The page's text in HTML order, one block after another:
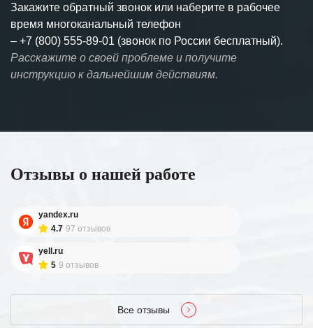
Закажите обратный звонок или наберите в рабочее
время многоканальный телефон
– +7 (800) 555-89-01 (звонок по России бесплатный).
Расскажите о своей проблеме и получите
инструкцию к дальнейшим действиям.
Отзывы о нашей работе
yandex.ru
4.7 97 отзывов
yell.ru
5 9 отзывов
Все отзывы